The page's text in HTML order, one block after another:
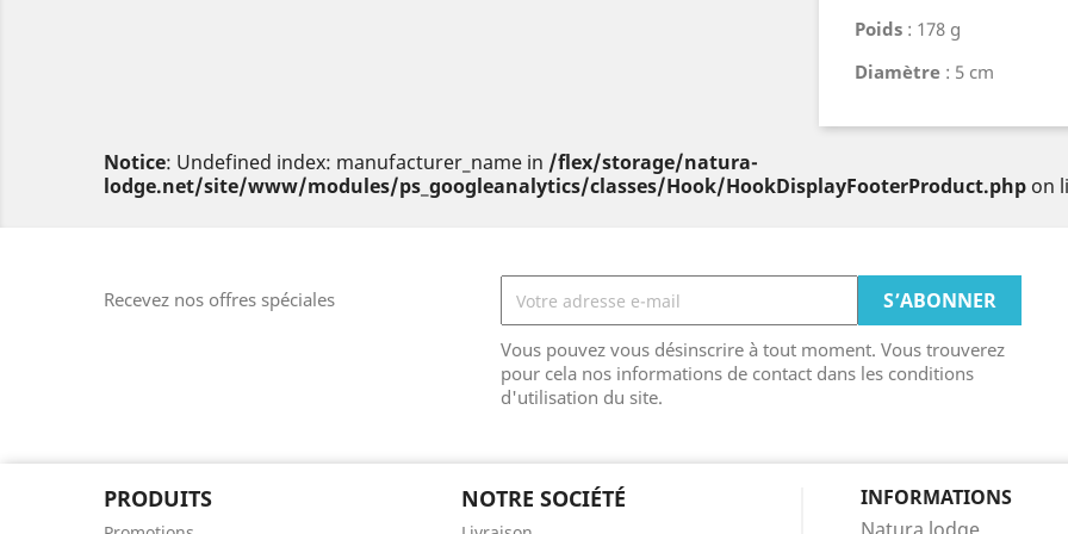
Poids : 178 g
Diamètre : 5 cm
Notice: Undefined index: manufacturer_name in /flex/storage/natura-
lodge.net/site/www/modules/ps_googleanalytics/classes/Hook/HookDisplayFooterProduct.php on
Recevez nos offres spéciales
Vous pouvez vous désinscrire à tout moment. Vous trouverez
pour cela nos informations de contact dans les conditions
d'utilisation du site.
PRODUITS NOTRE SOCIÉTÉ
INFORMATIONS